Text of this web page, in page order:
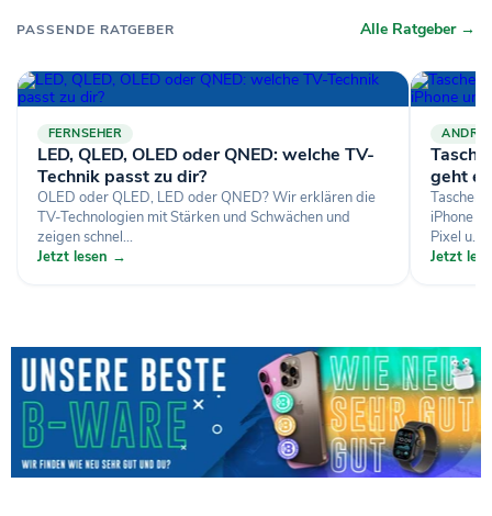
PASSENDE RATGEBER Alle Ratgeber →
FERNSEHER
LED, QLED, OLED oder QNED: welche TV-
Technik passt zu dir?
OLED oder QLED, LED oder QNED? Wir erklären die
TV-Technologien mit Stärken und Schwächen und
zeigen schnel...
Jetzt lesen →
geht
iPhone
Pixel u...
Jetzt